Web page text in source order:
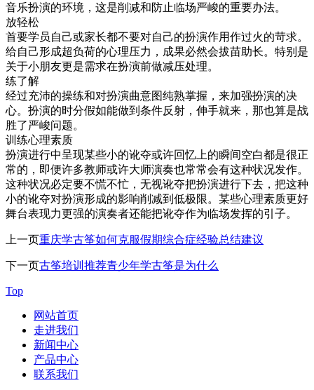
音乐扮演的环境，这是削减和防止临场严峻的重要办法。
放轻松
首要学员自己或家长都不要对自己的扮演作用作过火的苛求。
给自己形成超负荷的心理压力，成果必然会拔苗助长。特别是
关于小朋友更是需求在扮演前做减压处理。
练了解
经过充沛的操练和对扮演曲意图纯熟掌握，来加强扮演的决
心。扮演的时分假如能做到条件反射，伸手就来，那也算是战
胜了严峻问题。
训练心理素质
扮演进行中呈现某些小的讹夺或许回忆上的瞬间空白都是很正
常的，即便许多教师或许大师演奏也常常会有这种状况发作。
这种状况必定要不慌不忙，无视讹夺把扮演进行下去，把这种
小的讹夺对扮演形成的影响削减到低极限。某些心理素质更好
舞台表现力更强的演奏者还能把讹夺作为临场发挥的引子。
上一页重庆学古筝如何克服假期综合症经验总结建议
下一页古筝培训推荐青少年学古筝是为什么
Top
网站首页
走进我们
新闻中心
产品中心
联系我们